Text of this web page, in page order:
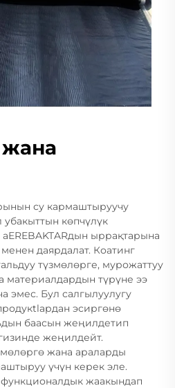
су кармаштыруучу
көпчүлүк
ыррақтарына
даярдалат. Коатинг
түзмөлөрге, мурожаттуу
материалдардын түрүне ээ
эмес. Бул салгылуулугу
эсиргөнө
баасын жеңилдетип
жеңилдейт.
жана араларды
үчүн керек эле.
жаакындап